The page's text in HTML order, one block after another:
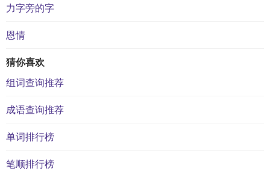
力字旁的字
恩情
猜你喜欢
组词查询推荐
成语查询推荐
单词排行榜
笔顺排行榜